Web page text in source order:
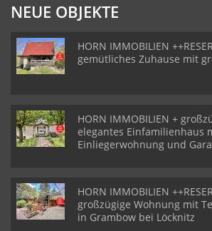
NEUE OBJEKTE
HORN IMMOBILIEN
gemütliches Zuhause mit
HORN IMMOBILIEN +
elegantes Einfamilienhaus
Einliegerwohnung und
HORN IMMOBILIEN
großzügige Wohnung mit
in Grambow bei Löcknitz